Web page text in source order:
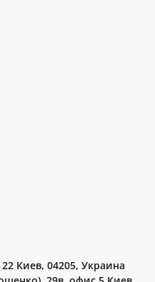
Киев, 04205, Украина